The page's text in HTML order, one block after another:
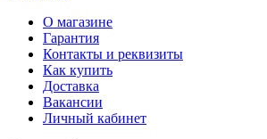
О магазине
Гарантия
Контакты и реквизиты
Как купить
Доставка
Вакансии
Личный кабинет